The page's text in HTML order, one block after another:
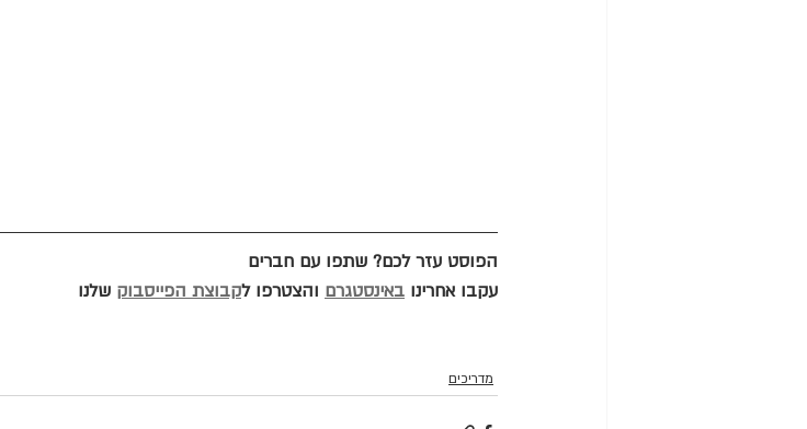
הפוסט עזר לכם? שתפו עם חברים
עקבו אחרינו באינסטגרם והצטרפו לקבוצת הפייסבוק שלנו
מדריכים